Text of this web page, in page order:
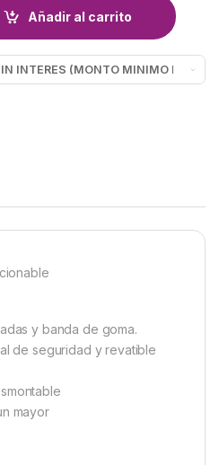
XG-8001 NT2 quantity
Añadir al carrito
y banda de goma.
de seguridad y revatible
mayor